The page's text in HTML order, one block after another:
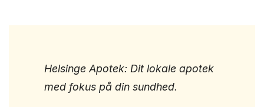
Helsinge Apotek: Dit lokale apotek
med fokus på din sundhed.